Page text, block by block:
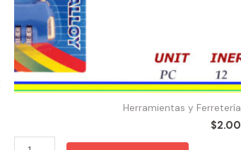
Herramientas y Ferretería
$2.00